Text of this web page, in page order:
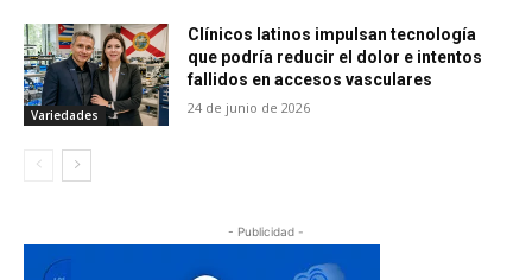
Variedades
Clínicos latinos impulsan tecnología
que podría reducir el dolor e intentos
fallidos en accesos vasculares
24 de junio de 2026
- Publicidad -